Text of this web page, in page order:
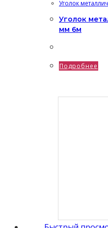
Уголок
Уголок
мм 6м
Подробнее